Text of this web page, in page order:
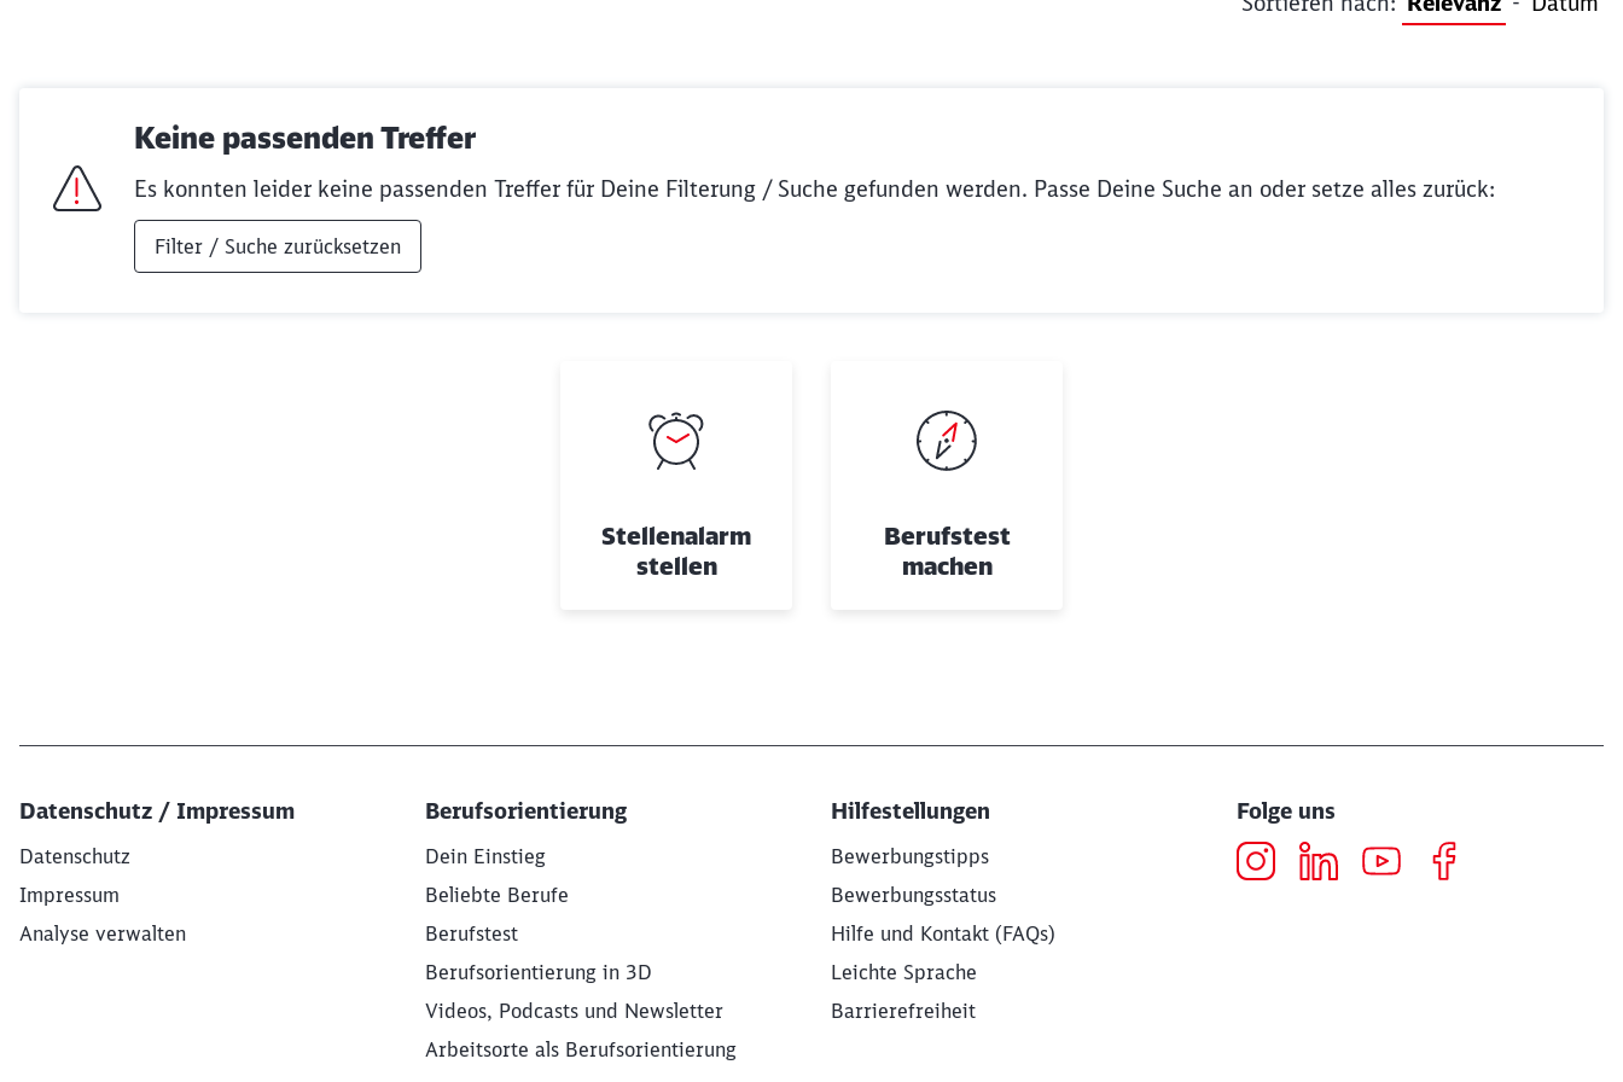
Keine passenden Treffer
Es konnten leider keine passenden Treffer für Deine Filterung / Suche gefunden werden. Passe Deine Suche an oder setze alles zurück:
Filter / Suche zurücksetzen
Stellenalarm
stellen
Berufstest
machen
Datenschutz / Impressum
Datenschutz
Impressum
Analyse verwalten
Berufsorientierung
Dein Einstieg
Beliebte Berufe
Berufstest
Berufsorientierung in 3D
Videos, Podcasts und Newsletter
Arbeitsorte als Berufsorientierung
Hilfestellungen
Bewerbungstipps
Bewerbungsstatus
Hilfe und Kontakt (FAQs)
Leichte Sprache
Barrierefreiheit
Folge uns